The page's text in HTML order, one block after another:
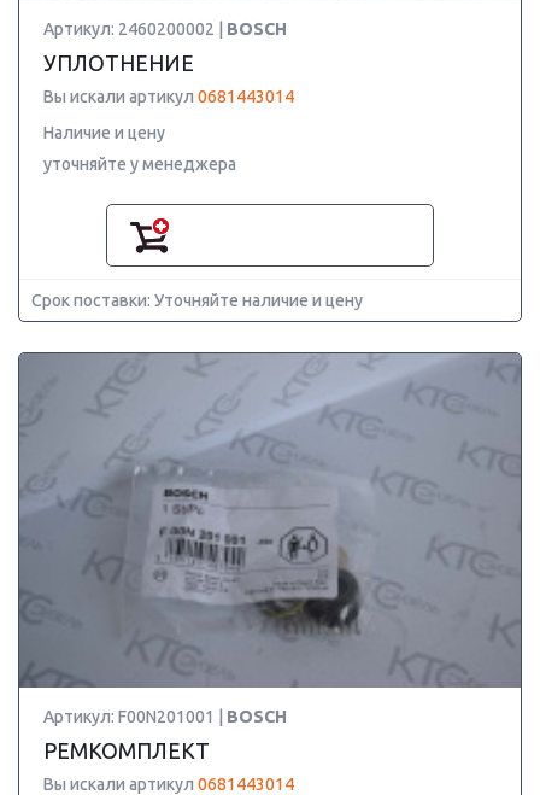
Артикул: 2460200002 | BOSCH
УПЛОТНЕНИЕ
Вы искали артикул 0681443014
Наличие и цену
уточняйте у менеджера
Срок поставки: Уточняйте наличие и цену
Артикул: F00N201001 | BOSCH
РЕМКОМПЛЕКТ
Вы искали артикул 0681443014